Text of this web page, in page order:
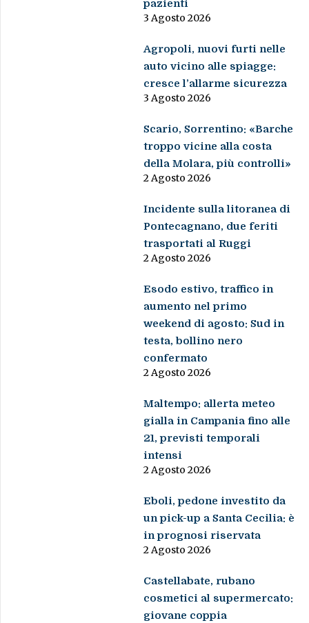
pazienti
3 Agosto 2026
Agropoli, nuovi furti nelle
auto vicino alle spiagge:
cresce l’allarme sicurezza
3 Agosto 2026
Scario, Sorrentino: «Barche
troppo vicine alla costa
della Molara, più controlli»
2 Agosto 2026
Incidente sulla litoranea di
Pontecagnano, due feriti
trasportati al Ruggi
2 Agosto 2026
Esodo estivo, traffico in
aumento nel primo
weekend di agosto: Sud in
testa, bollino nero
confermato
2 Agosto 2026
Maltempo: allerta meteo
gialla in Campania fino alle
21, previsti temporali
intensi
2 Agosto 2026
Eboli, pedone investito da
un pick-up a Santa Cecilia: è
in prognosi riservata
2 Agosto 2026
Castellabate, rubano
cosmetici al supermercato:
giovane coppia